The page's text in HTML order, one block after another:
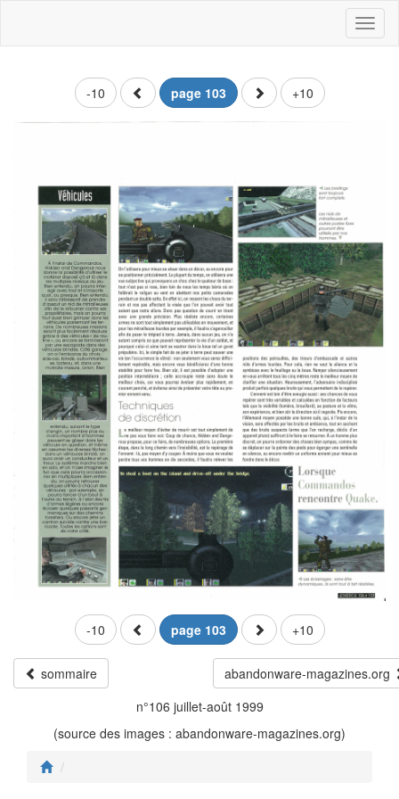
-10 page 103 +10
-10 page 103 +10
sommaire
abandonware-magazines.org
n°106 juillet-août 1999
(source des images : abandonware-magazines.org)